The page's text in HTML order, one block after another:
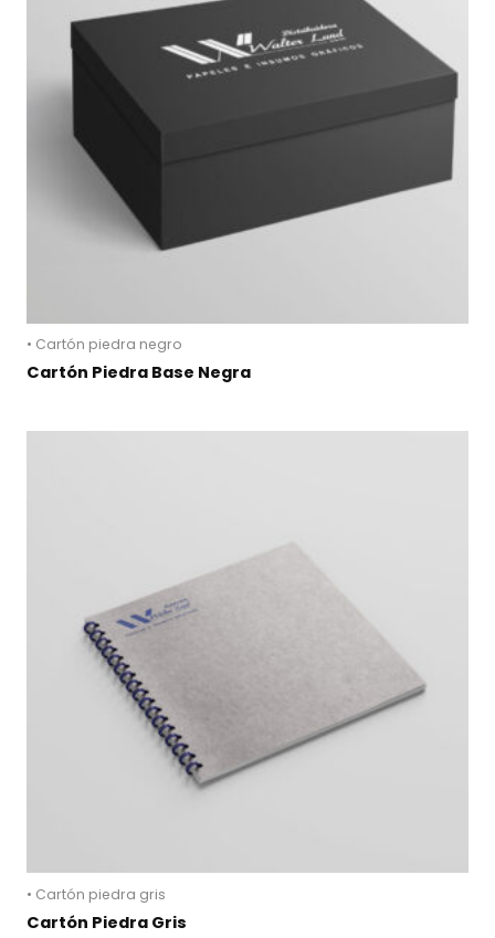
• Cartón piedra negro
Cartón Piedra Base Negra
• Cartón piedra gris
Cartón Piedra Gris